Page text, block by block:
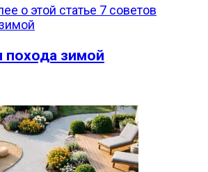
похода зимой